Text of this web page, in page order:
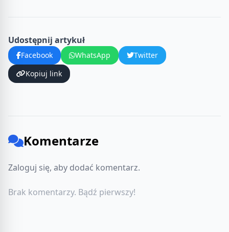
Udostępnij artykuł
Facebook WhatsApp
Twitter
Kopiuj link
Komentarze
Zaloguj się, aby dodać komentarz.
Brak komentarzy. Bądź pierwszy!